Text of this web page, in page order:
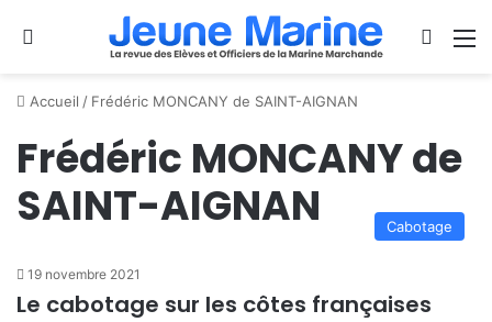
Se connecter
Accueil / Frédéric MONCANY de SAINT-AIGNAN
Frédéric MONCANY de
SAINT-AIGNAN
Cabotage
19 novembre 2021
Le cabotage sur les côtes françaises